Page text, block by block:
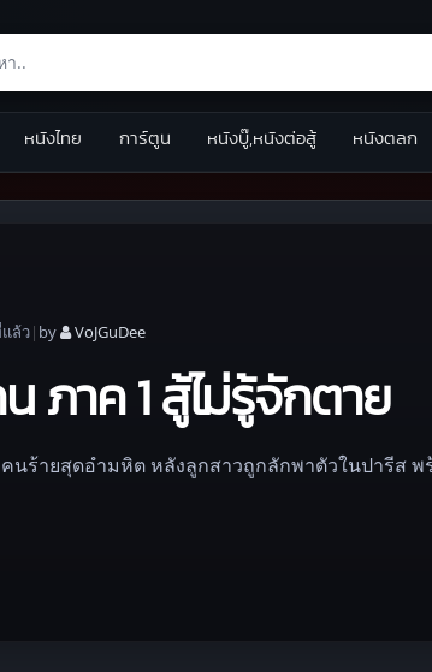
หนังไทย การ์ตูน หนังบู๊,หนังต่อสู้ หนังตลก
ล้ว| by VoJGuDee
ภาค 1 สู้ไม่รู้จักตาย
ร้ายสุดอำมหิต หลังลูกสาวถูกลักพาตัวในปารีส พ